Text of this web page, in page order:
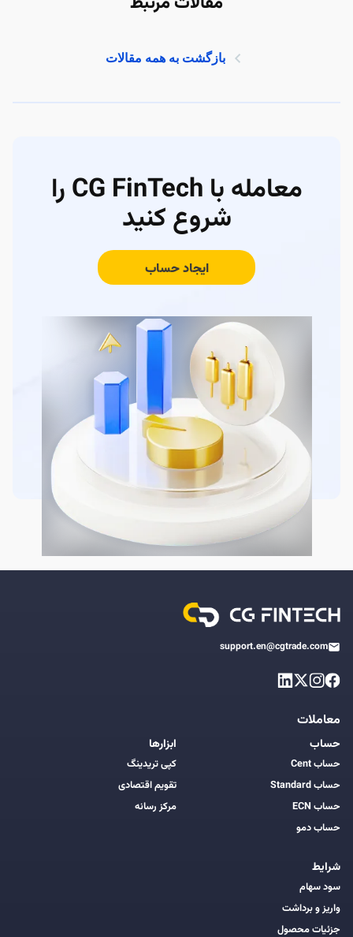
بازگشت به همه مقالات
معامله با CG FinTech را
شروع کنید
ایجاد حساب
support.en@cgtrade.com
معاملات
حساب
حساب Cent
حساب Standard
حساب ECN
حساب دمو
شرایط
سود سهام
واریز و برداشت
جزئیات محصول
ابزارها
کپی تریدینگ
تقویم اقتصادی
مرکز رسانه